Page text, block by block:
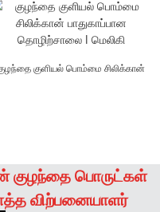
குளியல் பொம்மை சிலிக்கான்
குழந்தை பொருட்கள்
விற்பனையாளர்